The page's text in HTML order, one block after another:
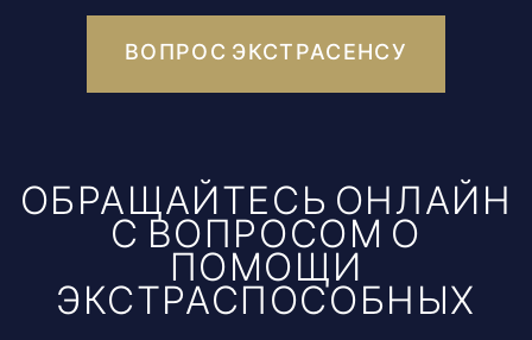
ВОПРОС ЭКСТРАСЕНСУ
ОБРАЩАЙТЕСЬ ОНЛАЙН
С ВОПРОСОМ О
ПОМОЩИ
ЭКСТРАСПОСОБНЫХ